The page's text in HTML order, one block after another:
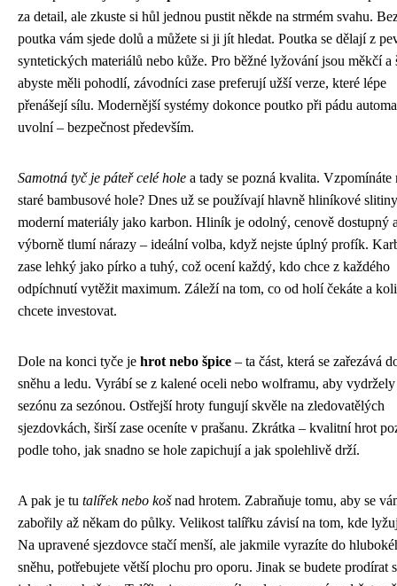
za detail, ale zkuste si hůl jednou pustit někde na strmém svahu.
poutka vám sjede dolů a můžete si ji jít hledat. Poutka se dělají z
syntetických materiálů nebo kůže. Pro běžné lyžování jsou měkčí a
abyste měli pohodlí, závodníci zase preferují užší verze, které lépe
přenášejí sílu. Modernější systémy dokonce poutko při pádu
uvolní – bezpečnost především.
Samotná tyč je páteř celé hole a tady se pozná kvalita. Vzpomínáte
staré bambusové hole? Dnes už se používají hlavně hliníkové
moderní materiály jako karbon. Hliník je odolný, cenově dostupný
výborně tlumí nárazy – ideální volba, když nejste úplný profík.
zase lehký jako pírko a tuhý, což ocení každý, kdo chce z každého
odpíchnutí vytěžit maximum. Záleží na tom, co od holí čekáte a
chcete investovat.
Dole na konci tyče je hrot nebo špice – ta část, která se zařezává
sněhu a ledu. Vyrábí se z kalené oceli nebo wolframu, aby vydržely
sezónu za sezónou. Ostřejší hroty fungují skvěle na zledovatělých
sjezdovkách, širší zase oceníte v prašanu. Zkrátka – kvalitní hrot
podle toho, jak snadno se hole zapichují a jak spolehlivě drží.
A pak je tu talířek nebo košnad hrotem. Zabraňuje tomu, aby se
zabořily až někam do půlky. Velikost talířku závisí na tom, kde
Na upravené sjezdovce stačí menší, ale jakmile vyrazíte do
sněhu, potřebujete větší plochu pro oporu. Jinak se budete prodírat